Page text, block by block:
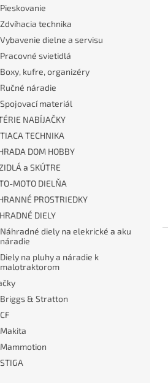
Pieskovanie
Zdvíhacia technika
Vybavenie dielne a servisu
Pracovné svietidlá
Boxy, kufre, organizéry
Ručné náradie
Spojovací materiál
NABÍJAČKY
TECHNIKA
DOM HOBBY
a SKÚTRE
MOTO DIELŇA
PROSTRIEDKY
DIELY
Náhradné diely na elekrické a aku
náradie
Diely na pluhy a náradie k
malotraktorom
Briggs & Stratton
CF
Makita
Mammotion
STIGA